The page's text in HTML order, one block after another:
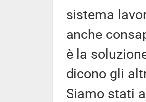
sistema
anche
è la
dicono gli
Siamo stati